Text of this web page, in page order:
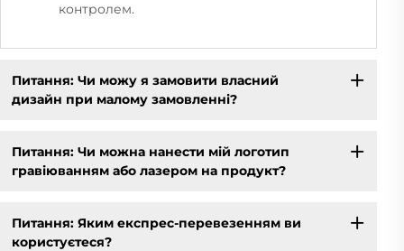
контролем.
Питання: Чи можу я замовити власний
дизайн при малому замовленні?
Питання: Чи можна нанести мій логотип
гравіюванням або лазером на продукт?
Питання: Яким експрес-перевезенням ви
користуєтеся?